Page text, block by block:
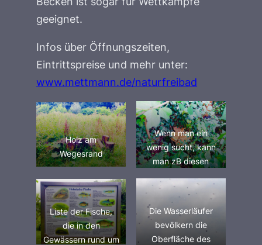
geeignet.
Infos über Öffnungszeiten,
Eintrittspreise und mehr unter:
www.mettmann.de/naturfreibad
Holz am
Wegesrand
Wenn man ein
wenig sucht, kann
man zB diesen
Liste der Fische,
die in den
Gewässern rund um
Die Wasserläufer
bevölkern die
Oberfläche des